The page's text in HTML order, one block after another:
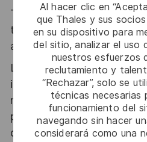
Al hacer clic en
que Thales y sus
en su dispositivo para
del sitio, analizar el uso
nuestros esfuerzos
reclutamiento y
“Rechazar”, solo se
técnicas necesarias
funcionamiento del
navegando sin hacer
considerará como una
Thales, entreprise Handi-
tous les talents. La
atout. Postulez et
Le poste pouvant
informations relevant du
nationale, la personne
procédure d’habilitation,
dispositions des articles